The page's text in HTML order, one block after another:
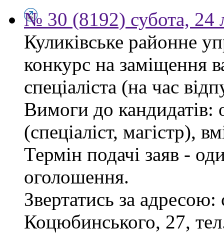
№ 30 (8192) субота, 24
Куликівське районне
конкурс на заміщення
спеціаліста (на час
Вимоги до
(спеціаліст, магістр),
Термін подачі заяв -
оголошення.
Звертатись за адресою:
Коцюбинського, 27,